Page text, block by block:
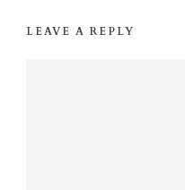
LEAVE A REPLY